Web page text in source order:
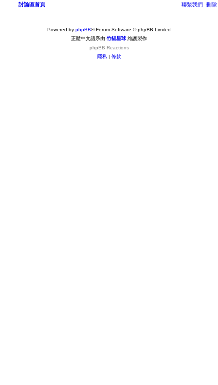
討論區首頁 刪
聯繫我們
Powered by phpBB® Forum Software © phpBB Limited
正體中文語系由 竹貓星球 維護製作
phpBB Reactions
隱私| 條款